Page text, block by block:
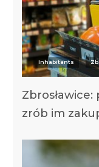
Inhabitants
zrób im